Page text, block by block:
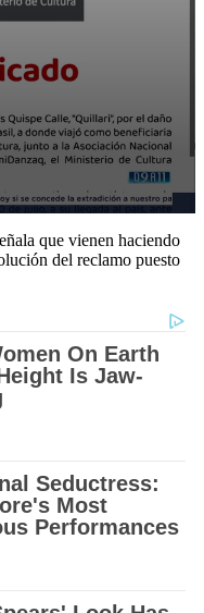
que vienen haciendo
del reclamo puesto